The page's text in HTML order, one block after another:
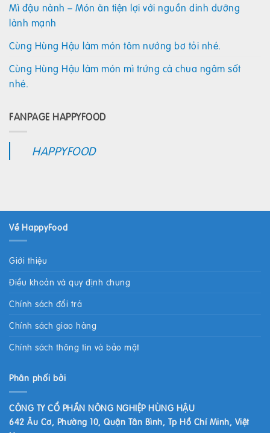
Mì đậu nành – Món ăn tiện lợi với nguồn dinh dưỡng
lành mạnh
Cùng Hùng Hậu làm món tôm nướng bơ tỏi nhé.
Cùng Hùng Hậu làm món mì trứng cà chua ngâm sốt
nhé.
FANPAGE HAPPYFOOD
HAPPYFOOD
Về HappyFood
Giới thiệu
Điều khoản và quy định chung
Chính sách đổi trả
Chính sách giao hàng
Chính sách thông tin và bảo mật
Phân phối bởi
CÔNG TY CỔ PHẦN NÔNG NGHIỆP HÙNG HẬU
642 Âu Cơ, Phường 10, Quận Tân Bình, Tp Hồ Chí Minh, Việt